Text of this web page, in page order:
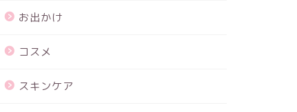
お出かけ
コスメ
スキンケア